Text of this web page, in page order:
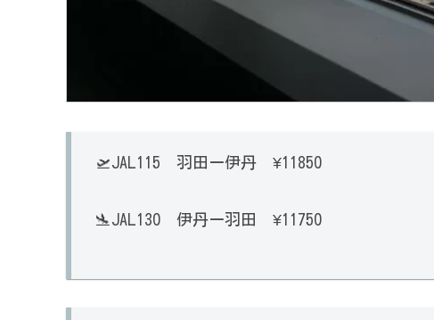
🛫JAL115 羽田ー伊丹 ¥11850
🛬JAL130 伊丹ー羽田 ¥11750